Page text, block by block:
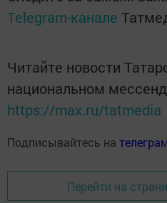
Telegram-канале
Читайте новости
национальном
https://max.ru/tatmedia
Подписывайтесь на
Перейти на